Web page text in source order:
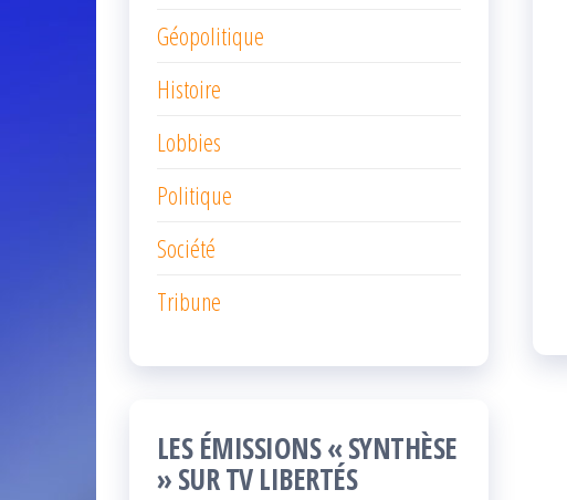
Géopolitique
Histoire
Lobbies
Politique
Société
Tribune
LES ÉMISSIONS « SYNTHÈSE
» SUR TV LIBERTÉS